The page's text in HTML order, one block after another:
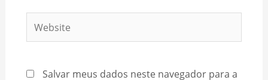
Website
Salvar meus dados neste navegador para a